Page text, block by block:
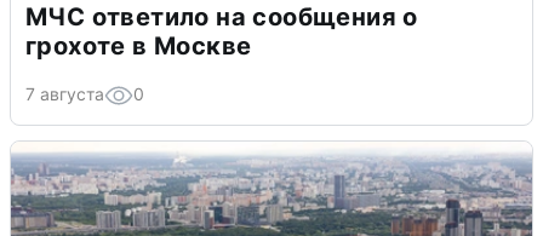
МЧС ответило на сообщения о
грохоте в Москве
7 августа 0